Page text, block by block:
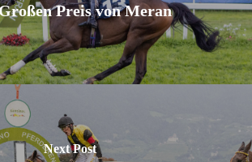
Preis von Meran
Next Post